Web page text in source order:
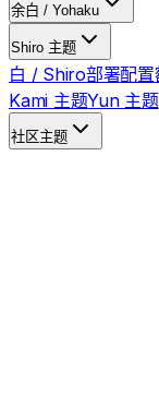
余白 / Yohaku
Shiro 主题
白 / Shiro部署配置
Kami 主题Yun 主题
社区主题